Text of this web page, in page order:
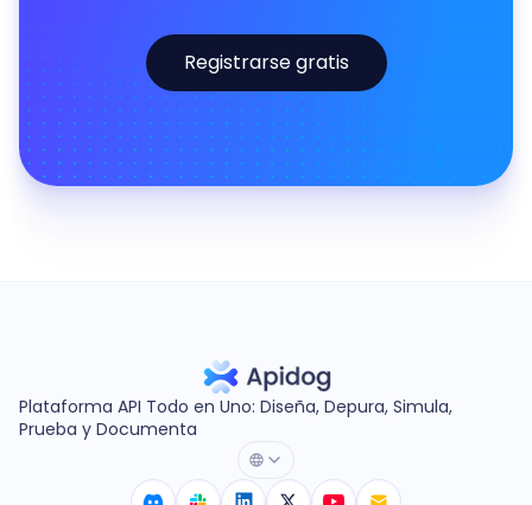
Registrarse gratis
Plataforma API Todo en Uno: Diseña, Depura, Simula,
Prueba y Documenta